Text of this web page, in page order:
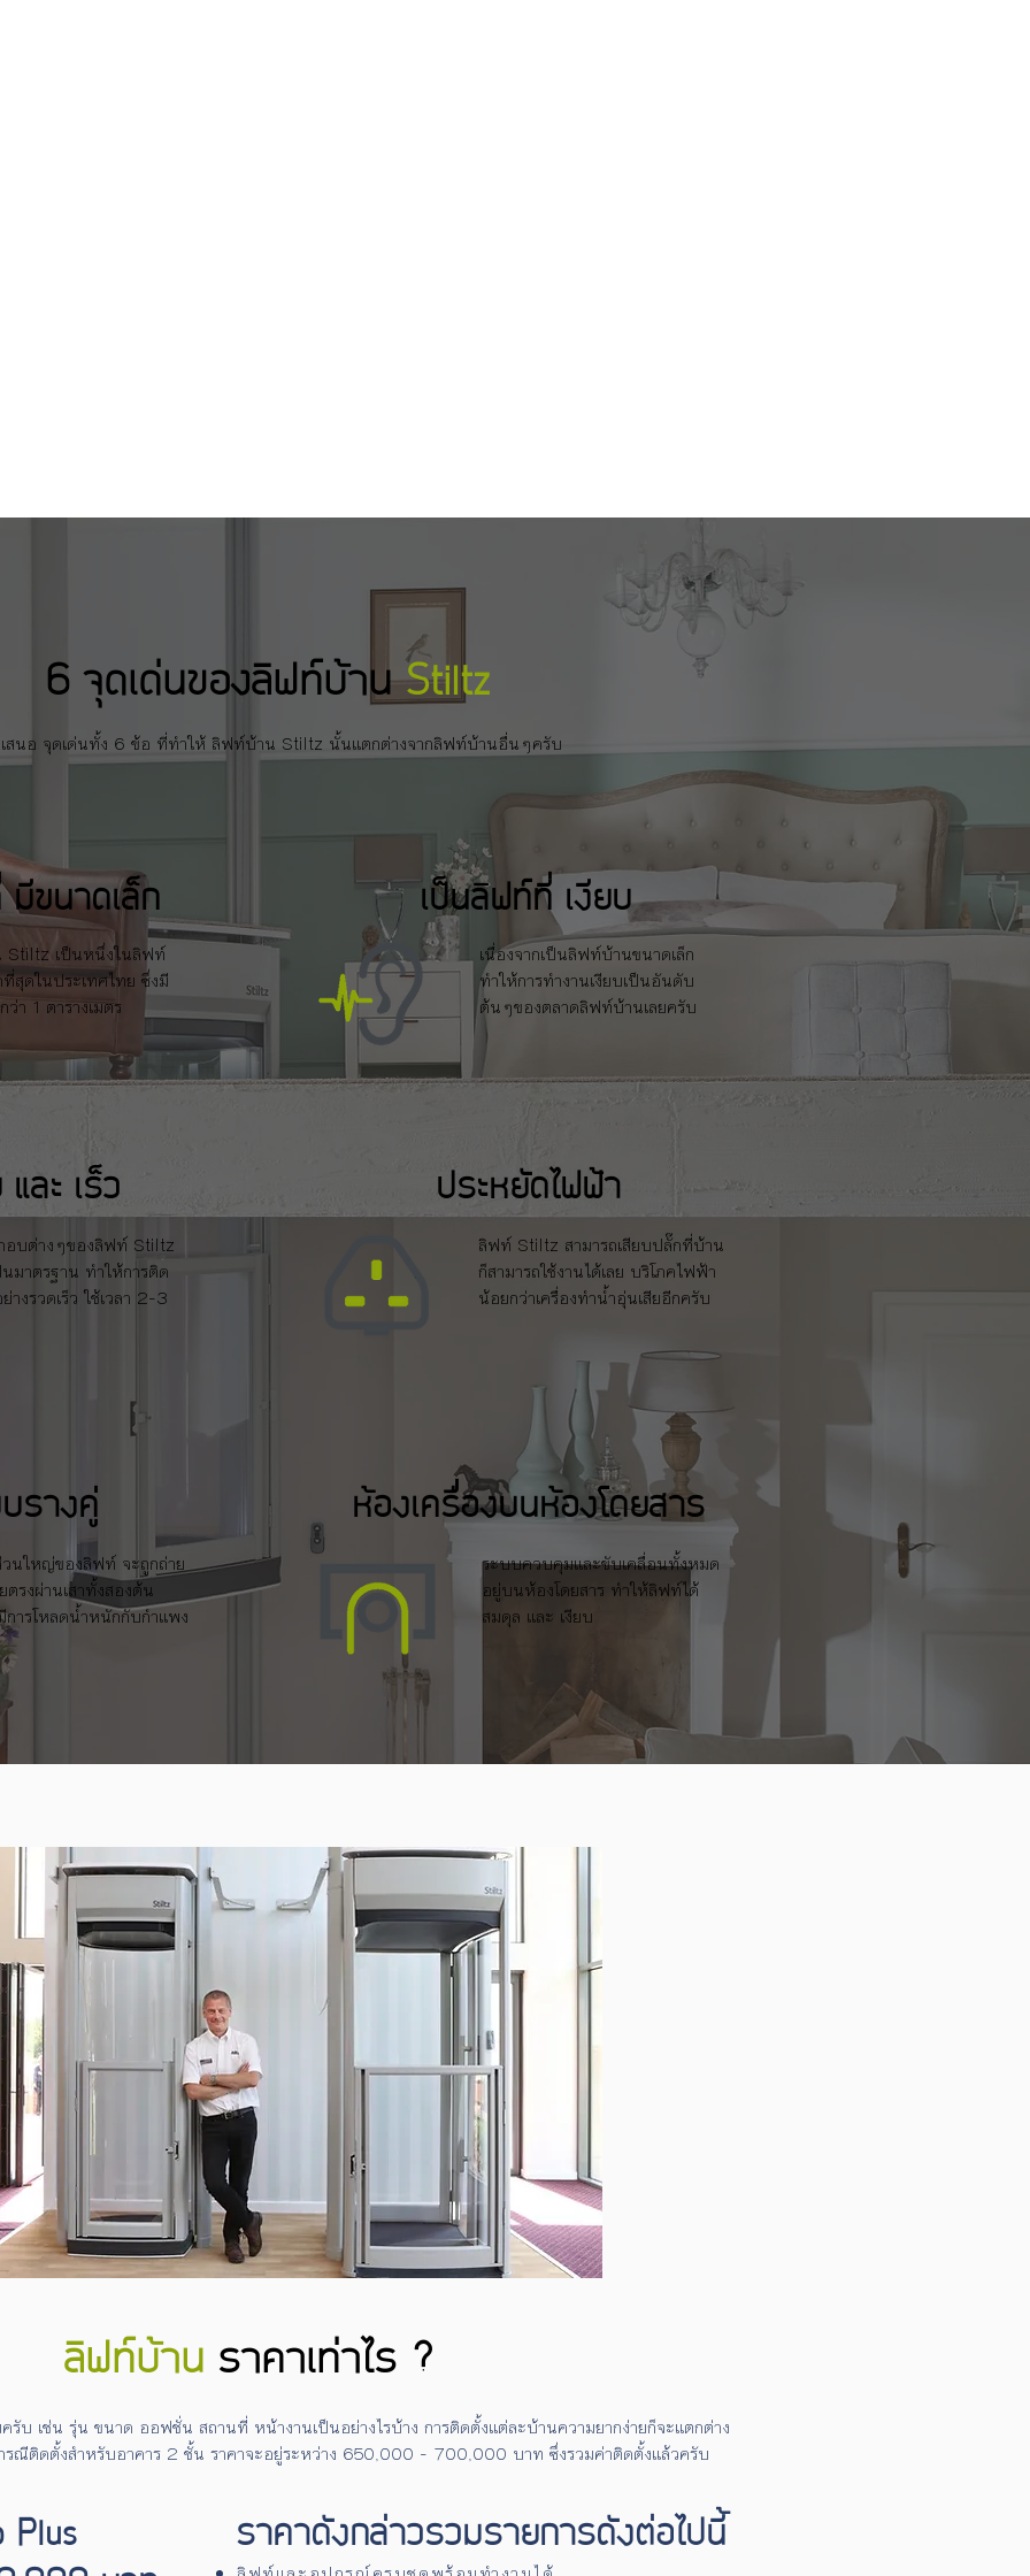
6 จุดเด่นของลิฟท์บ้านStiltz
เสนอ จุดเด่นทั้ง 6 ข้อ ที่ทำให้ ลิฟท์บ้าน Stiltz นั้นแตกต่างจากลิฟท์บ้านอื่นๆครับ
ขนาดเล็ก
เป็นหนึ่งในลิฟท์
สุดในประเทศไทย ซึ่งมี
ว่า 1 ตารางเมตร
เป็นลิฟท์ที่ เงียบ
เนื่องจากเป็นลิฟท์บ้านขนาดเล็ก
ทำให้การทำงานเงียบเป็นอันดับ
ต้นๆของตลาดลิฟท์บ้านเลยครับ
ละ เร็ว
อบต่างๆของลิฟท์ Stiltz
มาตรฐาน ทำให้การติด
างรวดเร็ว ใช้เวลา 2-3
ประหยัดไฟฟ้า
ลิฟท์ Stiltz สามารถเสียบปลั๊กที่บ้าน
ก็สามารถใช้งานได้เลย บริโภคไฟฟ้า
น้อยกว่าเครื่องทำน้ำอุ่นเสียอีกครับ
รางคู่
นใหญ่ของลิฟท์ จะถูกถ่าย
รงผ่านเสาทั้งสองต้น
การโหลดน้ำหนักกับกำแพง
ห้องเครื่องบนห้องโดยสาร
ระบบควบคุมและขับเคลื่อนทั้งหมด
อยู่บนห้องโดยสาร ทำให้ลิฟท์ได้
สมดุล และ เงียบ
ลิฟท์บ้าน ราคาเท่าไร ?
บ เช่น รุ่น ขนาด ออฟชั่น สถานที่ หน้างานเป็นอย่างไรบ้าง การติดตั้งแต่ละบ้านความยากง่ายก็จะแตกต่าง
รณีติดตั้งสำหรับอาคาร 2 ชั้น ราคาจะอยู่ระหว่าง 650,000 - 700,000 บาท ซึ่งรวมค่าติดตั้งแล้วครับ
ราคาดังกล่าวรวมรายการดังต่อไปนี้
Plus